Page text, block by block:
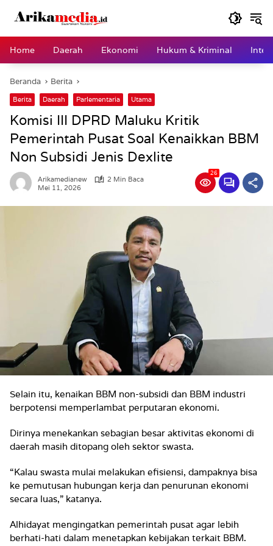
Home
Daerah Ekonomi Hukum & Kriminal
Beranda Berita
Berita Daerah Parlementaria Utama
Komisi III DPRD Maluku Kritik
Pemerintah Pusat Soal Kenaikkan BBM
Non Subsidi Jenis Dexlite
Arikamedianew
2 Min Baca
Mei 11, 2026
26
Selain itu, kenaikan BBM non-subsidi dan BBM industri
berpotensi memperlambat perputaran ekonomi.
Dirinya menekankan sebagian besar aktivitas ekonomi di
daerah masih ditopang oleh sektor swasta.
“Kalau swasta mulai melakukan efisiensi, dampaknya bisa
ke pemutusan hubungan kerja dan penurunan ekonomi
secara luas,” katanya.
Alhidayat mengingatkan pemerintah pusat agar lebih
berhati-hati dalam menetapkan kebijakan terkait BBM.